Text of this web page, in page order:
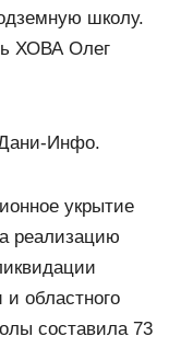
школу.
ХОВА Олег
Инфо.
укрытие
реализацию
и областного
составила 73